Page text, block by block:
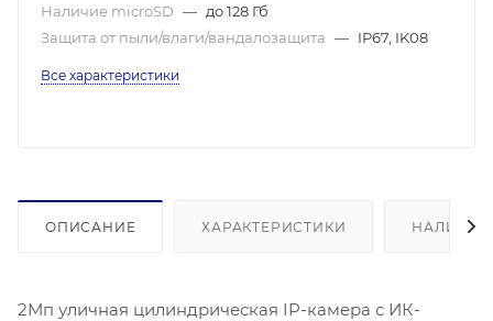
Наличие microSD — до 128 Гб
Защита от пыли/влаги/вандалозащита — IP67, IK08
Все характеристики
ОПИСАНИЕ ХАРАКТЕРИСТИКИ НАЛИЧИЕ
2Мп уличная цилиндрическая IP-камера с ИК-